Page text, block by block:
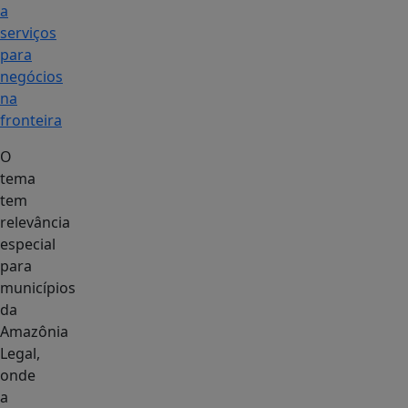
a
serviços
para
negócios
na
fronteira
O
tema
tem
relevância
especial
para
municípios
da
Amazônia
Legal,
onde
a